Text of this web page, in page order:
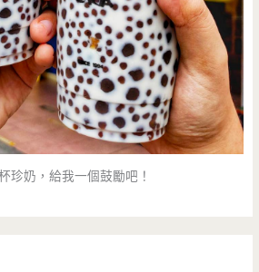
珍奶，給我一個鼓勵吧！